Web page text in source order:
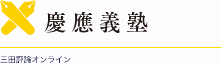
三田評論オンライン
勝田隆仁：金看板なし、縁と熱意で事業推進